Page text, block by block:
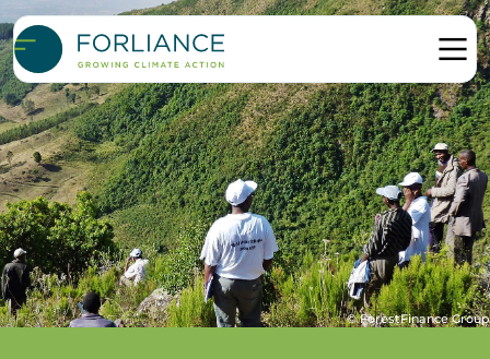
© ForestFinance Group